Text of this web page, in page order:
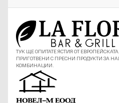
ТУК ЩЕ ОПИТАТЕ ЯСТИЯ ОТ
ПРИГОТВЕНИ С ПРЕСНИ ПРОДУКТИ ЗА
КОМБИНАЦИИ.